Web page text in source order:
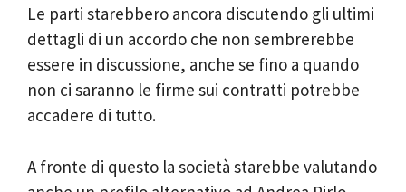
Le parti starebbero ancora discutendo gli ultimi
dettagli di un accordo che non sembrerebbe
essere in discussione, anche se fino a quando
non ci saranno le firme sui contratti potrebbe
accadere di tutto.
A fronte di questo la società starebbe valutando